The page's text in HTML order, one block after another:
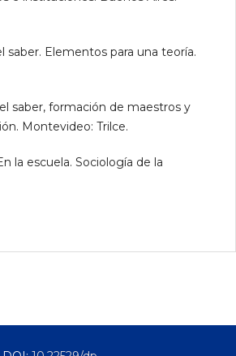
saber. Elementos para una teoría.
saber, formación de maestros y
Montevideo: Trilce.
la escuela. Sociología de la